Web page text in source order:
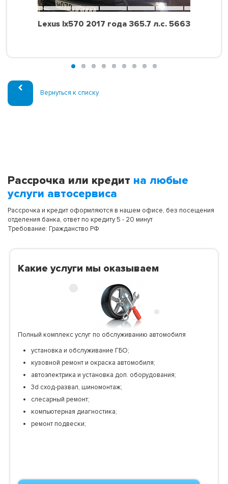
Lexus lx570 2017 года 365.7 л.с. 5663
Вернуться к списку
Рассрочка или кредит на любые
услуги автосервиса
Рассрочка и кредит оформляются в нашем офисе, без посещения
отделения банка, ответ по кредиту 5 - 20 минут
Требование: Гражданство РФ
Какие услуги мы оказываем
Полный комплекс услуг по обслуживанию автомобиля
установка и обслуживание ГБО;
кузовной ремонт и окраска автомобиля;
автоэлектрика и установка доп. оборудования;
3d сход-развал, шиномонтаж;
слесарный ремонт;
компьютерная диагностика;
ремонт подвески;